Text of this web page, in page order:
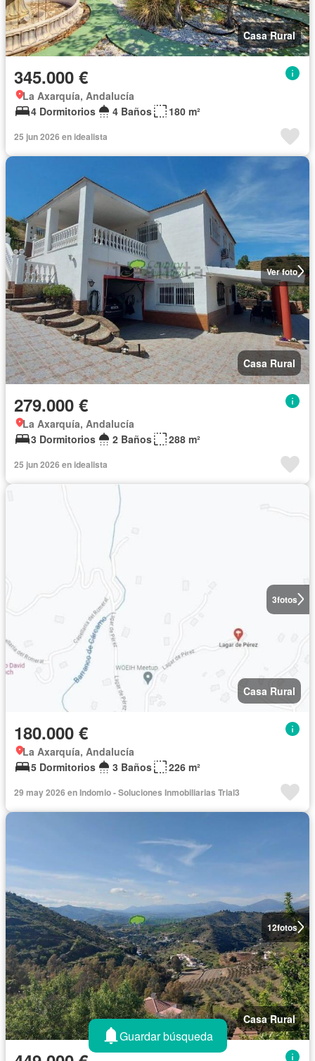
Casa Rural
345.000 €
La Axarquía, Andalucía
4 Dormitorios
4 Baños 180 m²
25 jun 2026 en idealista
Ver foto
Casa Rural
279.000 €
La Axarquía, Andalucía
3 Dormitorios
2 Baños 288 m²
25 jun 2026 en idealista
3fotos
Casa Rural
180.000 €
La Axarquía, Andalucía
5 Dormitorios
3 Baños 226 m²
29 may 2026 en Indomio - Soluciones Inmobiliarias Trial3
12fotos
Casa Rural
Guardar búsqueda